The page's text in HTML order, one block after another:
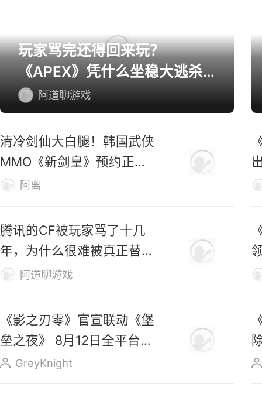
玩家骂完还得回来玩？
《APEX》凭什么坐稳大逃杀
第一桌？
阿道聊游戏
清冷剑仙大白腿！韩国武侠
MMO《新剑皇》预约正式
开启阿离
腾讯的CF被玩家骂了十几
年，为什么很难被真正替
代？阿道聊游戏
《影之刃零》官宣联动《堡
垒之夜》 8月12日全平台预
售 GreyKnight